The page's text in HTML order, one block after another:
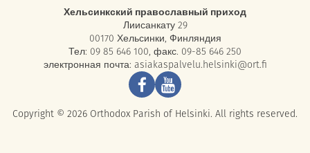
Хельсинкский православный приход
Лиисанкату 29
00170 Хельсинки, Финляндия
Тел: 09 85 646 100, факс. 09-85 646 250
электронная почта: asiakaspalvelu.helsinki@ort.fi
Copyright © 2026 Orthodox Parish of Helsinki. All rights reserved.